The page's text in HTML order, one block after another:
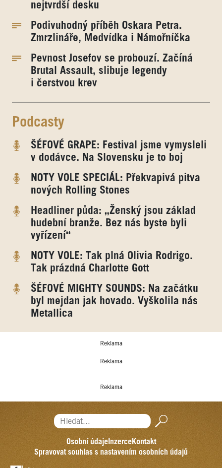
nejtvrdší desku
Podivuhodný příběh Oskara Petra.
Zmrzlináře, Medvídka i Námořníčka
Pevnost Josefov se probouzí. Začíná
Brutal Assault, slibuje legendy
i čerstvou krev
Podcasty
ŠÉFOVÉ GRAPE: Festival jsme vymysleli
v dodávce. Na Slovensku je to boj
NOTY VOLE SPECIÁL: Překvapivá pitva
nových Rolling Stones
Headliner půda: „Ženský jsou základ
hudební branže. Bez nás byste byli
vyřízení“
NOTY VOLE: Tak plná Olivia Rodrigo.
Tak prázdná Charlotte Gott
ŠÉFOVÉ MIGHTY SOUNDS: Na začátku
byl mejdan jak hovado. Vyškolila nás
Metallica
Reklama
Reklama
Reklama
Hledat...
Osobní údajeInzerceKontakt
Spravovat souhlas s nastavením osobních údajů